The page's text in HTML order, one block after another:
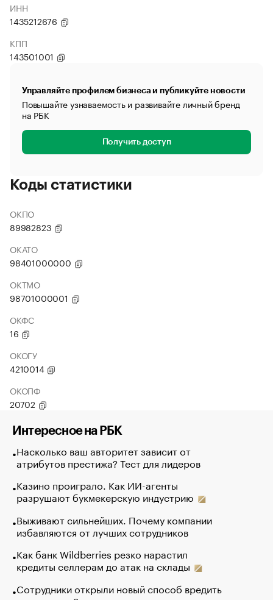
ИНН
1435212676
КПП
143501001
Управляйте профилем бизнеса и публикуйте новости
Повышайте узнаваемость и развивайте личный бренд
на РБК
Получить доступ
Коды статистики
ОКПО
89982823
ОКАТО
98401000000
ОКТМО
98701000001
ОКФС
16
ОКОГУ
4210014
ОКОПФ
20702
Интересное на РБК
Насколько ваш авторитет зависит от
атрибутов престижа? Тест для лидеров
Казино проиграло. Как ИИ-агенты
разрушают букмекерскую индустрию
Выживают сильнейших. Почему компании
избавляются от лучших сотрудников
Как банк Wildberries резко нарастил
кредиты селлерам до атак на склады
Сотрудники открыли новый способ вредить